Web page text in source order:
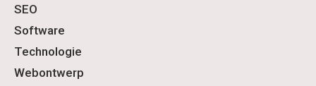
SEO
Software
Technologie
Webontwerp